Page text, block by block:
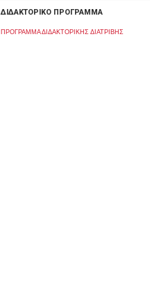
ΔΙΔΑΚΤΟΡΙΚΟ ΠΡΟΓΡΑΜΜΑ
ΠΡΟΓΡΑΜΜΑ ΔΙΔΑΚΤΟΡΙΚΗΣ ΔΙΑΤΡΙΒΗΣ